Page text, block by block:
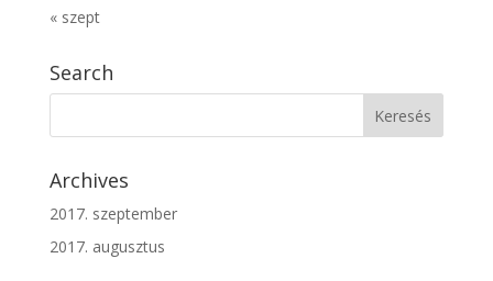
« szept
Search
Archives
2017. szeptember
2017. augusztus